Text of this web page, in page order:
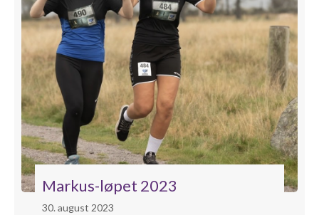
Markus-løpet 2023
30. august 2023